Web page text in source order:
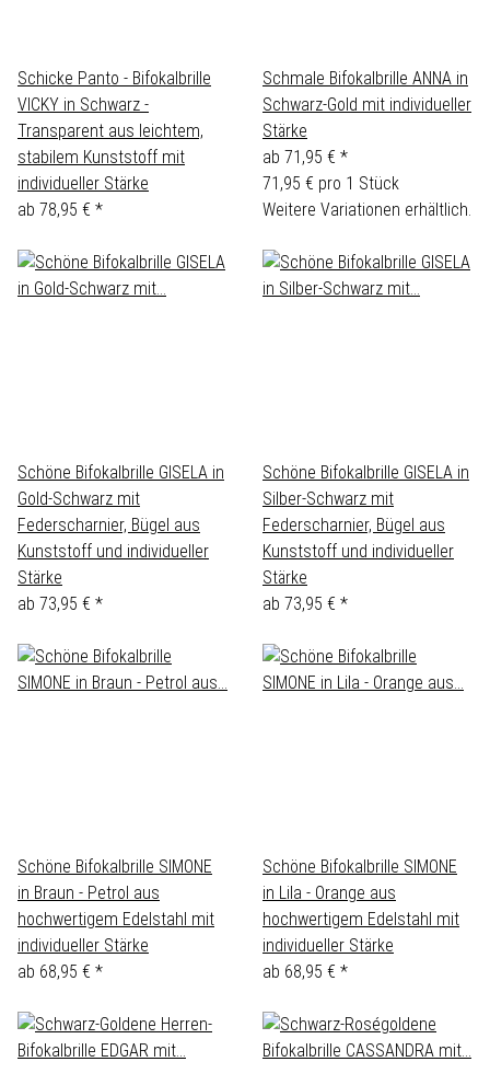
Schicke Panto - Bifokalbrille
VICKY in Schwarz -
Transparent aus leichtem,
stabilem Kunststoff mit
individueller Stärke
ab 78,95 € *
Schmale Bifokalbrille ANNA in
Schwarz-Gold mit individueller
Stärke
ab 71,95 € *
71,95 € pro 1 Stück
Weitere Variationen erhältlich.
Schöne Bifokalbrille GISELA in
Gold-Schwarz mit
Federscharnier, Bügel aus
Kunststoff und individueller
Stärke
ab 73,95 € *
Schöne Bifokalbrille GISELA in
Silber-Schwarz mit
Federscharnier, Bügel aus
Kunststoff und individueller
Stärke
ab 73,95 € *
Schöne Bifokalbrille SIMONE
in Braun - Petrol aus
hochwertigem Edelstahl mit
individueller Stärke
ab 68,95 € *
Schöne Bifokalbrille SIMONE
in Lila - Orange aus
hochwertigem Edelstahl mit
individueller Stärke
ab 68,95 € *